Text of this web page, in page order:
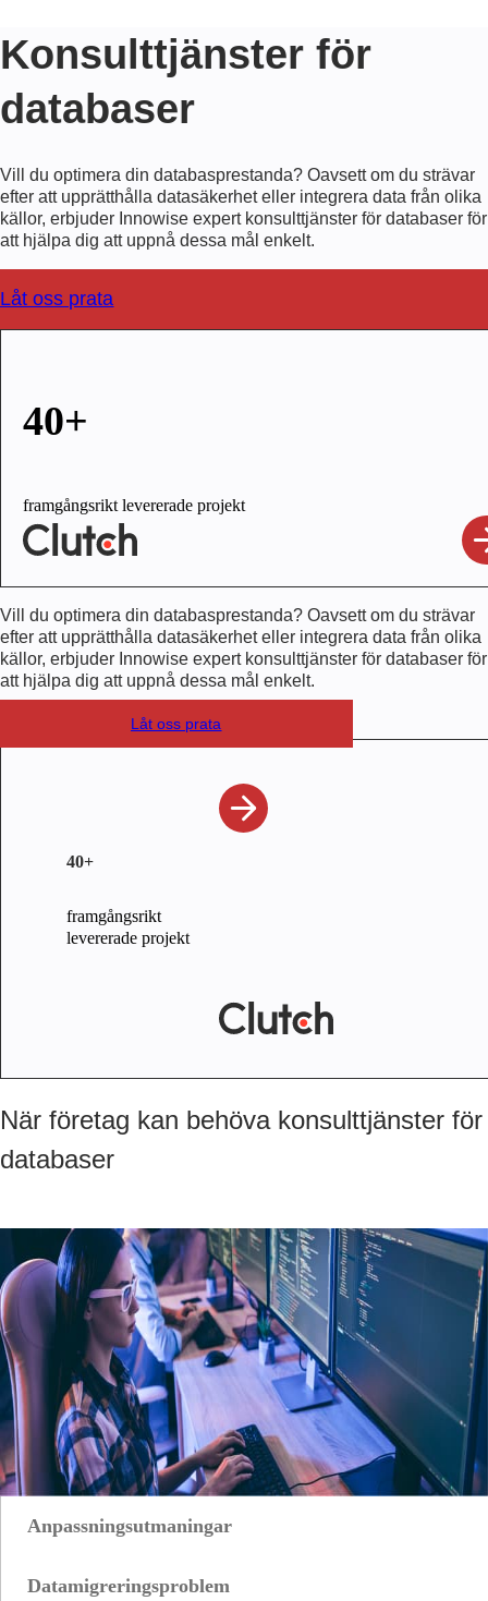
Konsulttjänster för
databaser
Vill du optimera din databasprestanda? Oavsett om du strävar
efter att upprätthålla datasäkerhet eller integrera data från olika
källor, erbjuder Innowise expert konsulttjänster för databaser för
att hjälpa dig att uppnå dessa mål enkelt.
Låt oss prata
40+
framgångsrikt levererade projekt
Vill du optimera din databasprestanda? Oavsett om du strävar
efter att upprätthålla datasäkerhet eller integrera data från olika
källor, erbjuder Innowise expert konsulttjänster för databaser för
att hjälpa dig att uppnå dessa mål enkelt.
Låt oss prata
40+
framgångsrikt
levererade projekt
När företag kan behöva konsulttjänster för
databaser
Anpassningsutmaningar
operativa effektiviteten.
Datamigreringsproblem